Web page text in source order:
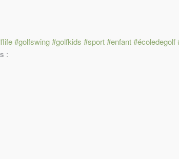
#golfswing#golfkids #sport#enfant#écoledegolf
: